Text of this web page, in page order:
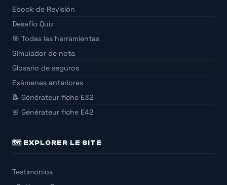
Ebook de Revisión
Desafío Quiz
🎯 Todas las herramientas
Simulador de nota
Glosario de seguros
Exámenes anteriores
📝 Générateur fiche E32
🚨 Générateur fiche E42
🗺️ EXPLORER LE SITE
Testimonios